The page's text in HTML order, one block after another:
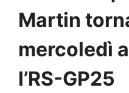
Martin
mercoledì
l’RS-GP25